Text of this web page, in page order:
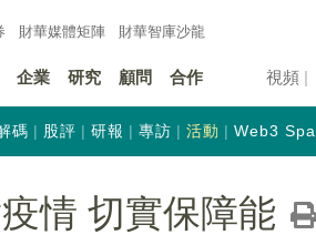
財華媒體矩陣 財華智庫沙龍
企業 研究 顧問 合作 視頻
碼 股評 研報 專訪 活動 Web3
情 切實保障能